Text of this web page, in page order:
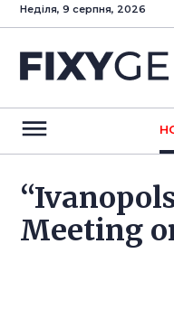
Неділя, 9 серпня, 2026
Meeting